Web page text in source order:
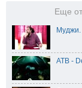
Еще
Муджи.
ATB -